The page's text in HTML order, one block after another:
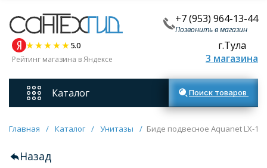
+7 (953) 964-13-44
Позвонить в магазин
5.0
Рейтинг магазина в Яндексе
г.Тула
3 магазина
Каталог
Смесители
Унитазы
Поиск товаров
Главная / Каталог / Унитазы / Биде подвесное Aquanet LX-
Назад